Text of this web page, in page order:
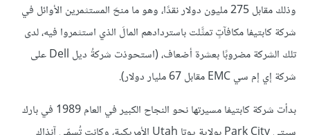
وذلك مقابل 275 مليون دولار نقدًا، وهو ما منحَ المستثمرين الأوائل في
شركة كابتيفا مكافآتٍ تمثَّلت باستردادهم المالَ الذي استثمروا فيه، لدى
تلك الشركة مضروبًا بعشرة أضعاف، (استحوذت شركةُ ديل Dell على
شركة إي إم سي EMC مقابل 67 مليار دولار).
بدأت شركة كابتيفا مسيرتها نحو النجاح الكبير في العام 1989 في بارك